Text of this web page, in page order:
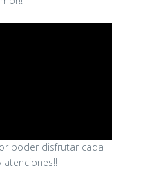
poder disfrutar cada